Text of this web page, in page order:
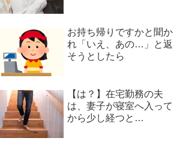
お持ち帰りですかと聞か
れ「いえ、あの…」と返
そうとしたら
【は？】在宅勤務の夫
は、妻子が寝室へ入って
から少し経つと…